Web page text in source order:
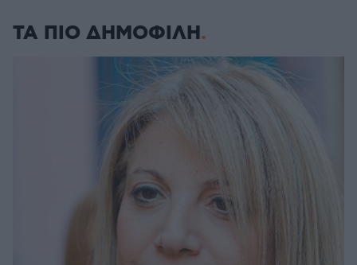
ΤΑ ΠΙΟ ΔΗΜΟΦΙΛΗ